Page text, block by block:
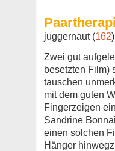
juggernaut (162
Zwei gut
besetzten Film)
tauschen
mit dem guten
Fingerzeigen
Sandrine
einen solchen
Hänger